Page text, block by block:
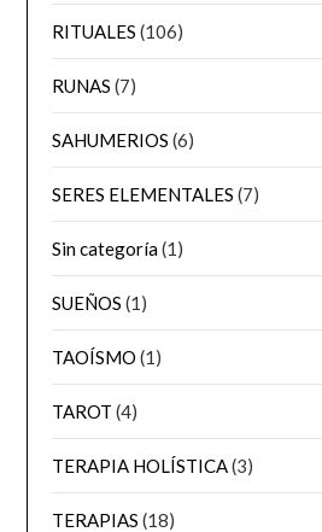
RITUALES (106)
RUNAS (7)
SAHUMERIOS (6)
SERES ELEMENTALES (7)
Sin categoría(1)
SUEÑOS (1)
TAOÍSMO (1)
TAROT (4)
TERAPIA HOLÍSTICA(3)
TERAPIAS (18)